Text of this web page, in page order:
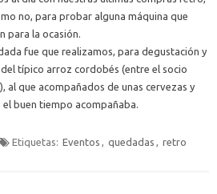
no, para probar alguna máquina que
para la ocasión.
fue que realizamos, para degustación y
típico arroz cordobés (entre el socio
al que acompañados de unas cervezas y
buen tiempo acompañaba.
Etiquetas: Eventos , quedadas , retro